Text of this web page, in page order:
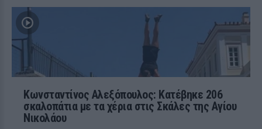
Κωνσταντίνος Αλεξόπουλος: Κατέβηκε 206
σκαλοπάτια με τα χέρια στις Σκάλες της Αγίου
Νικολάου